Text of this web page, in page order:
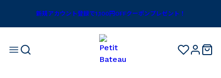
新規アカウント登録で1,100円OFFクーポンプレゼント！